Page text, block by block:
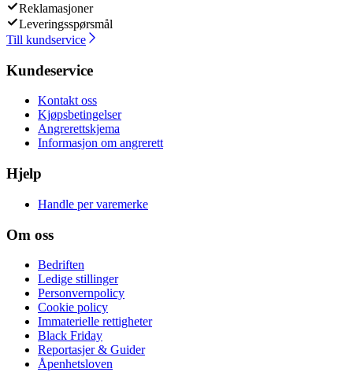
Reklamasjoner
Leveringsspørsmål
Till kundservice
Kundeservice
Kontakt oss
Kjøpsbetingelser
Angrerettskjema
Informasjon om angrerett
Hjelp
Handle per varemerke
Om oss
Bedriften
Ledige stillinger
Personvernpolicy
Cookie policy
Immaterielle rettigheter
Black Friday
Reportasjer & Guider
Åpenhetsloven